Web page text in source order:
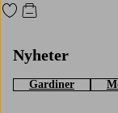
Gå tillGå till kundvagnen
Nyheter
Gardiner